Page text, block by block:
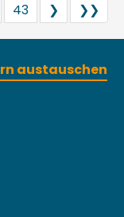
43 ❯ ❯❯
austauschen